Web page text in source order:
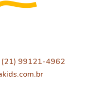
99121-4962